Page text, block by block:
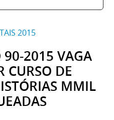
2015
90-2015 VAGA
CURSO DE
MMIL